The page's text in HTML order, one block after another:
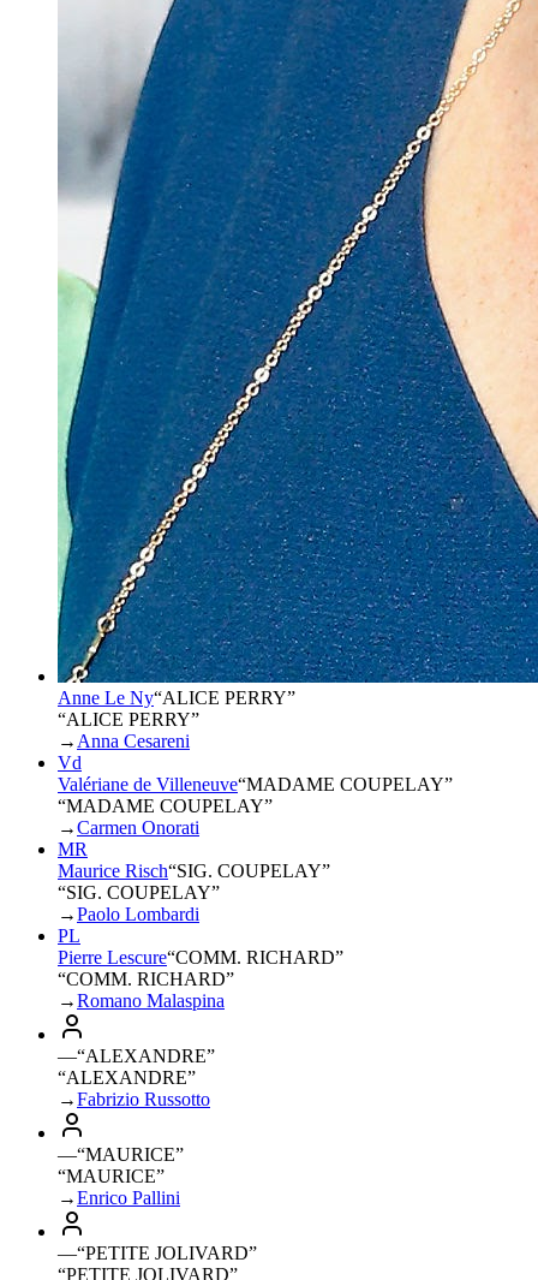
Anne Le Ny“ALICE PERRY”
“ALICE PERRY”
→ Anna Cesareni
Vd
Valériane de Villeneuve“MADAME COUPELAY”
“MADAME COUPELAY”
→Carmen Onorati
MR
Maurice Risch“SIG. COUPELAY”
“SIG. COUPELAY”
→Paolo Lombardi
PL
Pierre Lescure“COMM. RICHARD”
“COMM. RICHARD”
→Romano Malaspina
—“ALEXANDRE”
“ALEXANDRE”
→Fabrizio Russotto
—“MAURICE”
“MAURICE”
→Enrico Pallini
—“PETITE JOLIVARD”
“PETITE JOLIVARD”